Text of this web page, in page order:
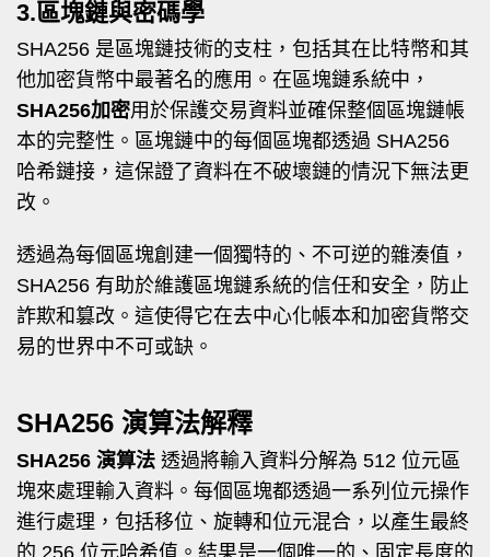
3.區塊鏈與密碼學
SHA256 是區塊鏈技術的支柱，包括其在比特幣和其
他加密貨幣中最著名的應用。在區塊鏈系統中，
SHA256加密用於保護交易資料並確保整個區塊鏈帳
本的完整性。區塊鏈中的每個區塊都透過 SHA256
哈希鏈接，這保證了資料在不破壞鏈的情況下無法更
改。
透過為每個區塊創建一個獨特的、不可逆的雜湊值，
SHA256 有助於維護區塊鏈系統的信任和安全，防止
詐欺和篡改。這使得它在去中心化帳本和加密貨幣交
易的世界中不可或缺。
SHA256 演算法解釋
SHA256 演算法 透過將輸入資料分解為 512 位元區
塊來處理輸入資料。每個區塊都透過一系列位元操作
進行處理，包括移位、旋轉和位元混合，以產生最終
的 256 位元哈希值。結果是一個唯一的、固定長度的